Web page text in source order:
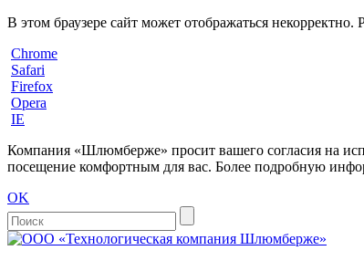
В этом браузере сайт может отображаться
Chrome
Safari
Firefox
Opera
IE
Компания «Шлюмберже» просит вашего согласия на
посещение комфортным для вас. Более подробную
OK